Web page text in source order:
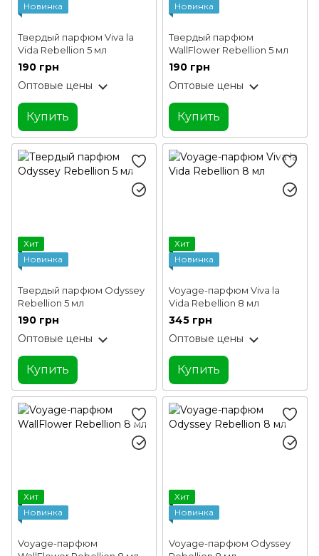
Новинка
Твердый парфюм Viva la
Vida Rebellion 5 мл
190 грн
Оптовые цены
Купить
Новинка
Твердый парфюм
WallFlower Rebellion 5 мл
190 грн
Оптовые цены
Купить
Хит
Новинка
Твердый парфюм Odyssey
Rebellion 5 мл
190 грн
Оптовые цены
Купить
Хит
Новинка
Voyage-парфюм Viva la
Vida Rebellion 8 мл
345 грн
Оптовые цены
Купить
Хит
Новинка
Voyage-парфюм
Хит
Новинка
Voyage-парфюм Odyssey